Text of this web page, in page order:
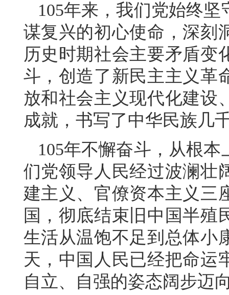
105年来，我们党始终
谋复兴的初心使命，深刻
历史时期社会主要矛盾变
斗，创造了新民主主义革
放和社会主义现代化建设
成就，书写了中华民族几
105年不懈奋斗，从根
们党领导人民经过波澜壮
建主义、官僚资本主义三
国，彻底结束旧中国半殖
生活从温饱不足到总体小
天，中国人民已经把命运
自立、自强的姿态阔步迈